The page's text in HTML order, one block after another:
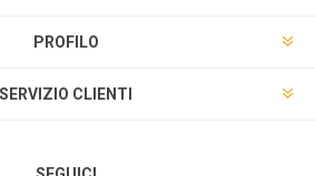
PROFILO
SERVIZIO CLIENTI